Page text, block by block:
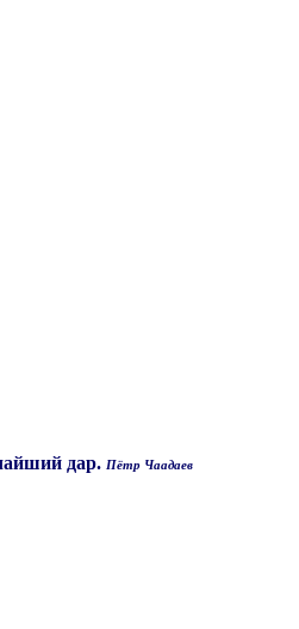
дар. Пётр Чаадаев